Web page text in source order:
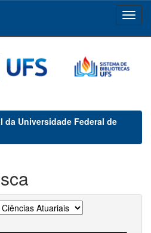
Universidade Federal de